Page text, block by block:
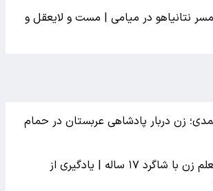
نتانیاهو در میامی | مست و لایعقل و
زن دربار پادشاهی عربستان در حمام
رسوایی جنسی معلم زن با شاگرد ۱۷ ساله | یادگیری از